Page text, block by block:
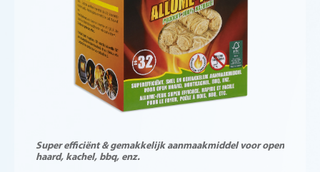
Super efficiënt & gemakkelijk aanmaakmiddel voor open
haard, kachel, bbq, enz.